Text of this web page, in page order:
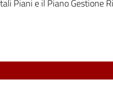
Piani e il Piano Gestione